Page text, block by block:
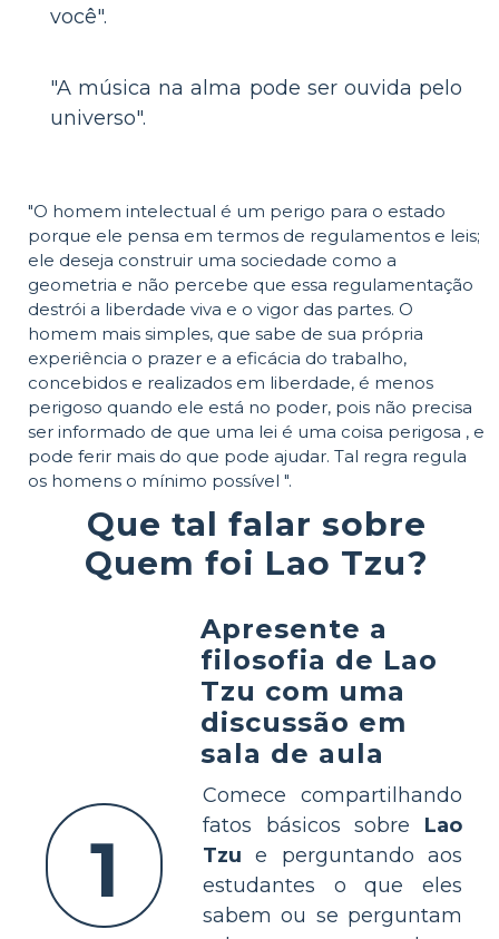
você".
"A música na alma pode ser ouvida pelo
universo".
"O homem intelectual é um perigo para o estado
porque ele pensa em termos de regulamentos e leis;
ele deseja construir uma sociedade como a
geometria e não percebe que essa regulamentação
destrói a liberdade viva e o vigor das partes. O
homem mais simples, que sabe de sua própria
experiência o prazer e a eficácia do trabalho,
concebidos e realizados em liberdade, é menos
perigoso quando ele está no poder, pois não precisa
ser informado de que uma lei é uma coisa perigosa , e
pode ferir mais do que pode ajudar. Tal regra regula
os homens o mínimo possível ".
Que tal falar sobre
Quem foi Lao Tzu?
1
Apresente a
filosofia de Lao
Tzu com uma
discussão em
sala de aula
Comece compartilhando
fatos básicos sobre Lao
Tzu e perguntando aos
estudantes o que eles
sabem ou se perguntam